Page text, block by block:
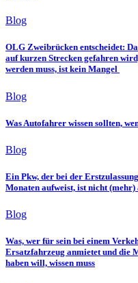
Blog
OLG Zweibrücken entscheidet:
auf kurzen Strecken gefahren
werden muss, ist kein Mangel
Blog
Was Autofahrer wissen sollten,
Blog
Ein Pkw, der bei der
Monaten aufweist, ist nicht
Blog
Was, wer für sein bei einem
Ersatzfahrzeug anmietet und die
haben will, wissen muss